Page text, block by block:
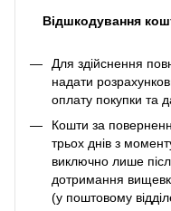
Відшкодування
Для здійснення
надати
оплату покупки та
Кошти за
трьох днів з
виключно лише
дотримання
(у поштовому